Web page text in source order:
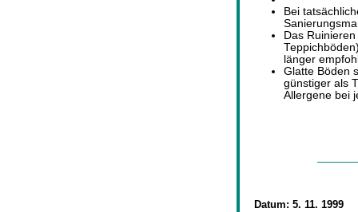
Bei
Das
länger
Glatte Böden
günstiger als
Allergene bei
Datum: 5. 11. 1999